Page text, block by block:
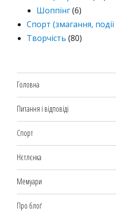
Шоппінг(6)
Спорт (змагання,
Творчість (80)
Головна
Питання і відповіді
Спорт
Нєтлєнка
Мемуари
Про блоґ